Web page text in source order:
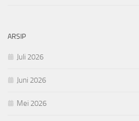
ARSIP
Juli 2026
Juni 2026
Mei 2026